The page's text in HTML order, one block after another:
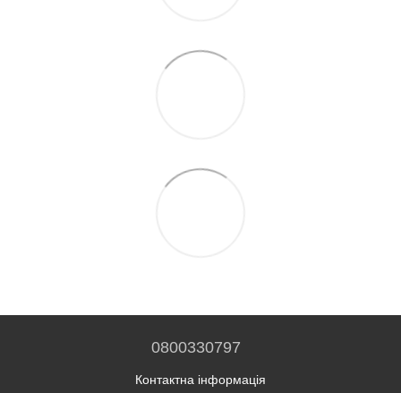
0800330797
Контактна інформація